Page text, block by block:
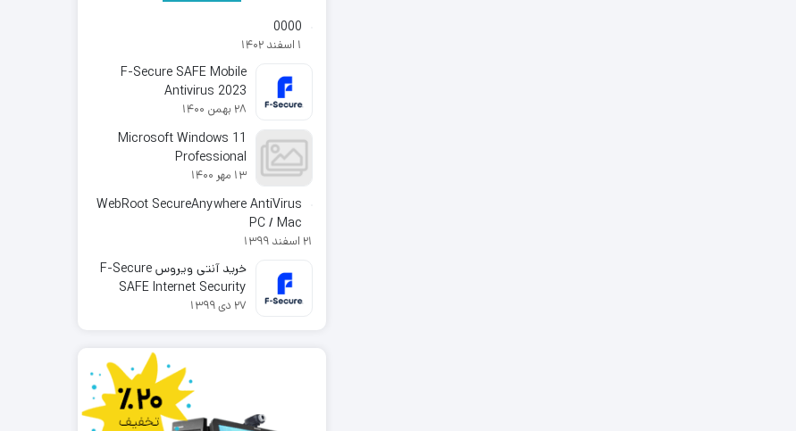
0000
1 اسفند 1402
F-Secure SAFE Mobile
Antivirus 2023
28 بهمن 1400
Microsoft Windows 11
Professional
13 مهر 1400
WebRoot SecureAnywhere AntiVirus
PC / Mac
21 اسفند 1399
خرید آنتی ویروس F-Secure
SAFE Internet Security
2025
27 دی 1399